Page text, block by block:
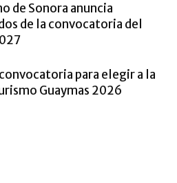
de Sonora anuncia
de la convocatoria del
para elegir a la
Guaymas 2026